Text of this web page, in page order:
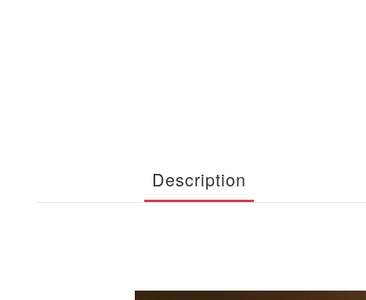
Description